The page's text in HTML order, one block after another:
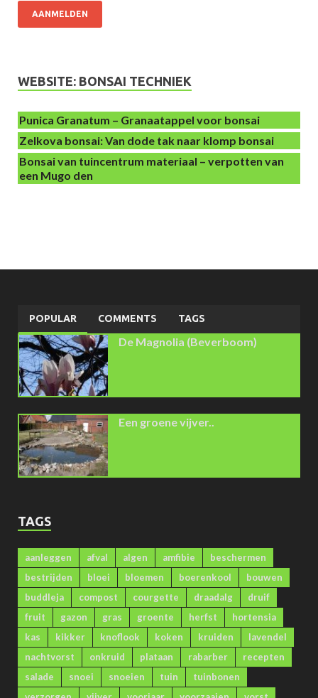
AANMELDEN
WEBSITE: BONSAI TECHNIEK
Punica Granatum – Granaatappel voor bonsai
Zelkova bonsai: Van dode tak naar klomp bonsai
Bonsai van tuincentrum materiaal – verpotten van
een Mugo den
POPULAR COMMENTS TAGS
De Magnolia (Beverboom)
Een groene vijver..
TAGS
aanleggen afval algen amfibie
beschermen
bestrijden
bloei bloemen boerenkool
bouwen
buddleja
compost courgette draadalg
druif
fruit
gazon gras groente herfst
hortensia
kas
kikker knoflook koken kruiden
lavendel
nachtvorst
onkruid plataan rabarber
recepten
salade
snoei snoeien tuin
tuinbonen